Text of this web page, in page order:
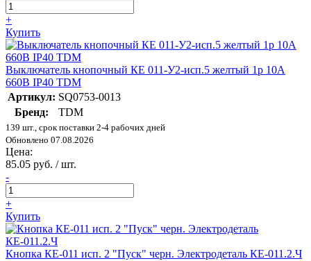
+
Купить
Выключатель кнопочный КЕ 011-У2-исп.5 желтый 1р 10A
660B IP40 TDM
Артикул: SQ0753-0013
Бренд:
TDM
139 шт., срок поставки 2-4 рабочих дней
Обновлено 07.08.2026
Цена:
85.05 руб. / шт.
-
+
Купить
Кнопка КЕ-011 исп. 2 "Пуск" черн. Электродеталь КЕ-011.2.Ч